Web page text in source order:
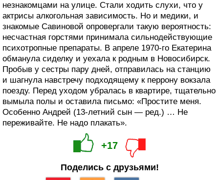
незнакомцами на улице. Стали ходить слухи, что у
актрисы алкогольная зависимость. Но и медики, и
знакомые Савиновой опровергали такую вероятность:
несчастная горстями принимала сильнодействующие
психотропные препараты. В апреле 1970-го Екатерина
обманула сиделку и уехала к родным в Новосибирск.
Пробыв у сестры пару дней, отправилась на станцию
и шагнула навстречу подходящему к перрону вокзала
поезду. Перед уходом убралась в квартире, тщательно
вымыла полы и оставила письмо: «Простите меня.
Особенно Андрей (13-летний сын — ред.) … Не
переживайте. Не надо плакать».
+17
Поделись с друзьями!